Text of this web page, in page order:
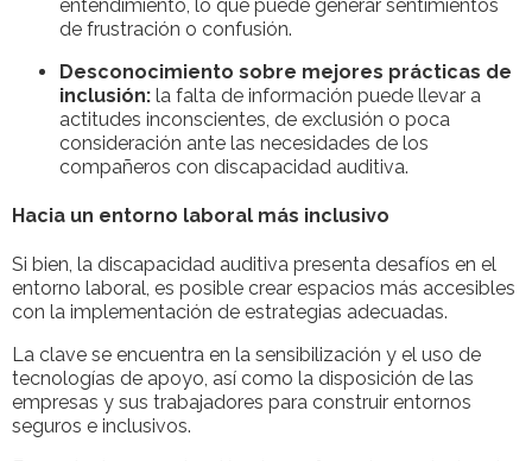
entendimiento, lo que puede generar sentimientos
de frustración o confusión.
Desconocimiento sobre mejores prácticas de
inclusión: la falta de información puede llevar a
actitudes inconscientes, de exclusión o poca
consideración ante las necesidades de los
compañeros con discapacidad auditiva.
Hacia un entorno laboral más inclusivo
Si bien, la discapacidad auditiva presenta desafíos en el
entorno laboral, es posible crear espacios más accesibles
con la implementación de estrategias adecuadas.
La clave se encuentra en la sensibilización y el uso de
tecnologías de apoyo, así como la disposición de las
empresas y sus trabajadores para construir entornos
seguros e inclusivos.